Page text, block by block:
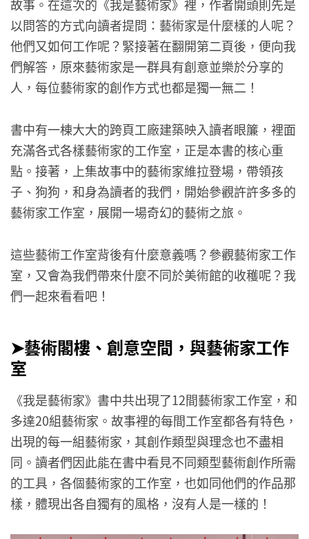
故事。在這次的《我是藝術家》裡，作者開頭則先是
以問答的方式向讀者提問：藝術家是什麼樣的人呢？
他們又如何工作呢？緊接著在翻開第二頁後，便向我
們解答，原來藝術家是一群具有創意並樂於分享的
人，每位藝術家的創作方式也都是獨一無二！
書中有一棟大大的跨頁工廠建築映入讀者眼簾，裡面
充滿各式各樣藝術家的工作室，正是本書的核心重
點。接著，上集故事中的藝術家維拉登場，帶領孩
子、狗狗，和身為讀者的我們，開始參觀許許多多的
藝術家工作室，展開一場奇幻的藝術之旅。
這些藝術工作室背後有什麼意義嗎？參觀藝術家工作
室，又會為我們帶來什麼不同於美術館的收穫呢？我
們一起來看看吧！
➤藝術閣樓、創意空間，與藝術家工作
室
《我是藝術家》書中共出現了12間藝術家工作室，和
多達20組藝術家。故事裡的每間工作室都各有特色，
出現的每一組藝術家，其創作類型與理念也不盡相
同。讀者們因此能在書中看見不同類型藝術創作所需
的工具，各個藝術家的工作室，也如同他們的作品那
樣，體現出各自獨有的風格，沒有人是一樣的！